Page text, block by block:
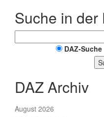
Suche in der
DAZ-Suche
DAZ Archiv
August 2026